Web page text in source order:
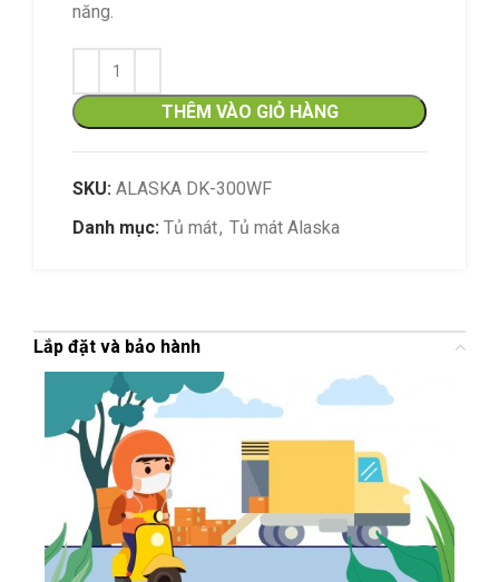
năng.
THÊM VÀO GIỎ HÀNG
SKU: ALASKA DK-300WF
Danh mục: Tủ mát, Tủ mát Alaska
Lắp đặt và bảo hành